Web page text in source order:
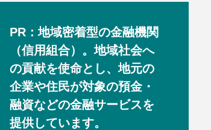
PR：地域密着型の金融機関
（信用組合）。地域社会へ
の貢献を使命とし、地元の
企業や住民が対象の預金・
融資などの金融サービスを
提供しています。